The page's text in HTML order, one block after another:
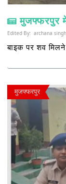
मुजफ्फरपुर
Edited By: archana
बाइक पर शव
मुजफ्फरपुर